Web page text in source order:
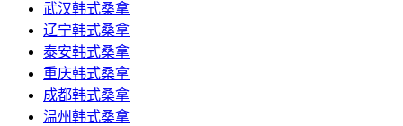
武汉韩式桑拿
辽宁韩式桑拿
泰安韩式桑拿
重庆韩式桑拿
成都韩式桑拿
温州韩式桑拿